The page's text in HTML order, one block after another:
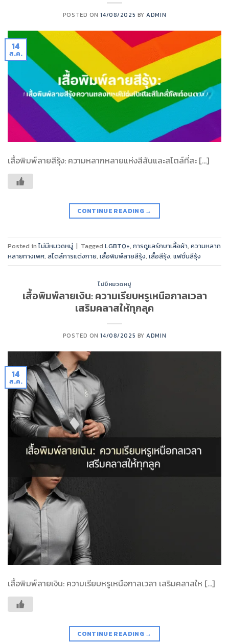
POSTED ON14/08/2025 BYADMIN
14
ส.ค.
เสื้อพิมพ์ลายสีรุ้ง: ความหลากหลายแห่งสีสันและสไตล์ที่สะ […]
CONTINUE READING →
Posted in ไม่มีหมวดหมู่ | Tagged LGBTQ+, การดูแลรักษาเสื้อผ้า, ความหลาก
หลายทางเพศ, สไตล์การแต่งกาย, เสื้อพิมพ์ลายสีรุ้ง, เสื้อสีรุ้ง, แฟชั่นสีรุ้ง
ไม่มีหมวดหมู่
เสื้อพิมพ์ลายเงิน: ความเรียบหรูเหนือกาลเวลา
เสริมคลาสให้ทุกลุค
POSTED ON14/08/2025 BYADMIN
14
ส.ค.
เสื้อพิมพ์ลายเงิน: ความเรียบหรูเหนือกาลเวลา เสริมคลาสให […]
CONTINUE READING →